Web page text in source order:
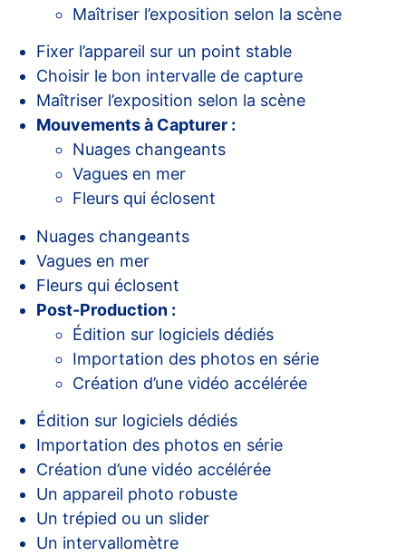
Maîtriser l’exposition selon la scène
Fixer l’appareil sur un point stable
Choisir le bon intervalle de capture
Maîtriser l’exposition selon la scène
Mouvements à Capturer :
Nuages changeants
Vagues en mer
Fleurs qui éclosent
Nuages changeants
Vagues en mer
Fleurs qui éclosent
Post-Production :
Édition sur logiciels dédiés
Importation des photos en série
Création d’une vidéo accélérée
Édition sur logiciels dédiés
Importation des photos en série
Création d’une vidéo accélérée
Un appareil photo robuste
Un trépied ou un slider
Un intervallomètre